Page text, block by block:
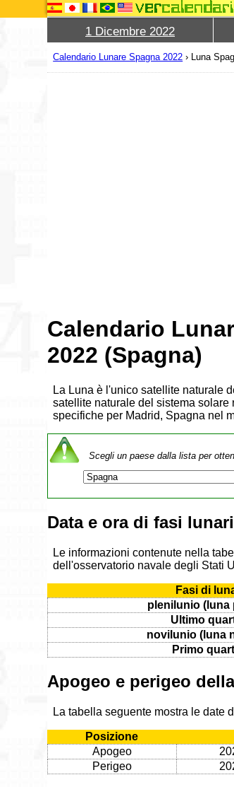
1 Dicembre 2022
Calendario Lunare Spagna 2022 › Luna
Calendario
2022 (Spagna)
La Luna è l'unico satellite naturale
satellite naturale del sistema
specifiche per Madrid, Spagna nel
Scegli un paese dalla lista per
Data e ora di fasi lunari
Le informazioni contenute nella
dell'osservatorio navale degli Stati
Fasi di
plenilunio (luna
Ultimo
novilunio (luna
Primo
Apogeo e perigeo
La tabella seguente mostra le date
Posizione
Apogeo
Perigeo